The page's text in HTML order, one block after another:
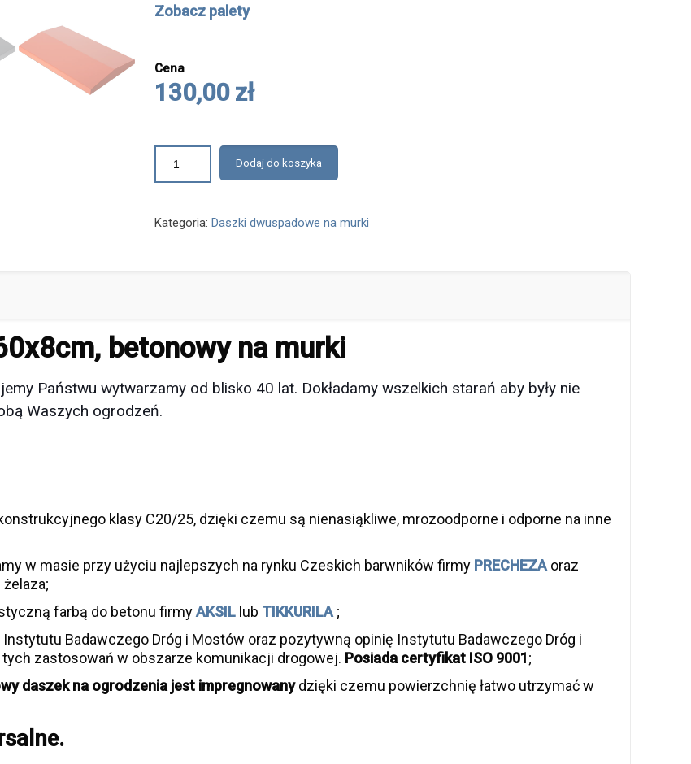
Zobacz palety
Cena
130,00 zł
Dodaj do koszyka
Kategoria: Daszki dwuspadowe na murki
betonowy na murki
Państwu wytwarzamy od blisko 40 lat. Dokładamy wszelkich starań aby były nie
Waszych ogrodzeń.
klasy C20/25, dzięki czemu są nienasiąkliwe, mrozoodporne i odporne na inne
w masie przy użyciu najlepszych na rynku Czeskich barwników firmy PRECHEZA oraz
farbą do betonu firmyAKSIL lub TIKKURILA ;
Badawczego Dróg i Mostów oraz pozytywną opinię Instytutu Badawczego Dróg i
zastosowań w obszarze komunikacji drogowej. Posiada certyfikat ISO 9001;
daszek na ogrodzenia jest impregnowanydzięki czemu powierzchnię łatwo utrzymać w